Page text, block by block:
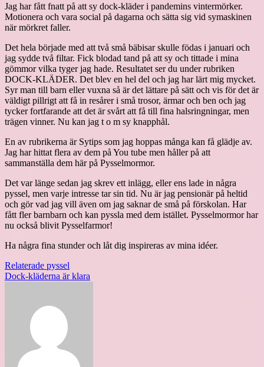
Jag har fått fnatt på att sy dock-kläder i pandemins vintermörker.
Motionera och vara social på dagarna och sätta sig vid symaskinen
när mörkret faller.
Det hela började med att två små bäbisar skulle födas i januari och
jag sydde två filtar. Fick blodad tand på att sy och tittade i mina
gömmor vilka tyger jag hade. Resultatet ser du under rubriken
DOCK-KLÄDER. Det blev en hel del och jag har lärt mig mycket.
Syr man till barn eller vuxna så är det lättare på sätt och vis för det är
väldigt pillrigt att få in resårer i små trosor, ärmar och ben och jag
tycker fortfarande att det är svårt att få till fina halsringningar, men
trägen vinner. Nu kan jag t o m sy knapphål.
En av rubrikerna är Sytips som jag hoppas många kan få glädje av.
Jag har hittat flera av dem på You tube men håller på att
sammanställa dem här på Pysselmormor.
Det var länge sedan jag skrev ett inlägg, eller ens lade in några
pyssel, men varje intresse tar sin tid. Nu är jag pensionär på heltid
och gör vad jag vill även om jag saknar de små på förskolan. Har
fått fler barnbarn och kan pyssla med dem istället. Pysselmormor har
nu också blivit Pysselfarmor!
Ha några fina stunder och låt dig inspireras av mina idéer.
Inläggsnavigering
Relaterade pyssel
Dock-kläderna är klara